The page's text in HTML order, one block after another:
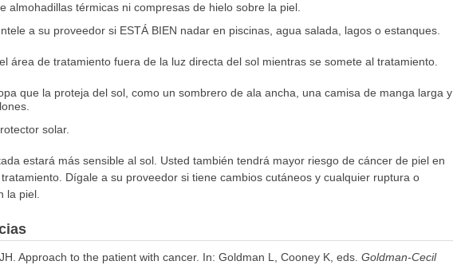
almohadillas térmicas ni compresas de hielo sobre la piel.
a su proveedor si ESTÁ BIEN nadar en piscinas, agua salada, lagos o estanques.
área de tratamiento fuera de la luz directa del sol mientras se somete al tratamiento.
que la proteja del sol, como un sombrero de ala ancha, una camisa de manga larga y
solar.
estará más sensible al sol. Usted también tendrá mayor riesgo de cáncer de piel en
Dígale a su proveedor si tiene cambios cutáneos y cualquier ruptura o
la piel.
Approach to the patient with cancer. In: Goldman L, Cooney K, eds. Goldman-Cecil